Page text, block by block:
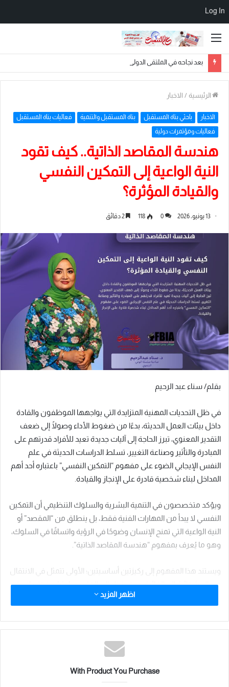
Log In
القائمة
الرئيسية / الاخبار
الاخبار باحثي بناة المستقبل بناة المستقبل والتنمية فعاليات بناة المستقبل
فعاليات ومؤتمرات دولية
هندسة المقاصد الذاتية.. كيف تقود
النية الواعية إلى التمكين النفسي
والقيادة المؤثرة؟
13 يونيو، 2026 0
118
بقلم/ سناء عبد الرحيم
في ظل التحديات المهنية المتزايدة التي يواجهها الموظفون والقادة
داخل بيئات العمل الحديثة، بدءًا من ضغوط الأداء وصولًا إلى ضعف
التقدير المعنوي، تبرز الحاجة إلى آليات جديدة تعيد للأفراد قدرتهم على
المبادرة والتأثير وصناعة التغيير، تسلط الدراسات الحديثة في علم
النفس الإيجابي الضوء على مفهوم “التمكين النفسي” باعتباره أحد أهم
المداخل لبناء شخصية قادرة على الإنجاز والقيادة.
ويؤكد متخصصون في التنمية البشرية والسلوك التنظيمي أن التمكين
النفسي لا يبدأ من المهارات الفنية فقط، بل ينطلق من “المقصد” أو
النية الواعية التي تمنح الإنسان وضوحًا في الرؤية واتساقًا في السلوك،
وهو ما يُعرف بمفهوم “هندسة المقاصد الذاتية”.
ويستند هذا المفهوم إلى ركيزتين أساسيتين؛ الأولى تتمثل في الانتقال
من العشوائية إلى الغائية، حيث ينظر إلى المقصد باعتباره قوة دافعة
توجه الإنسان نحو تحقيق أهداف ذات قيمة، وتسهم في حماية
أما الركيزة الثانية فتتمثل في العلاقة الوثيقة بين النية والمآل، إذ تؤدي
اظهر المزيد
With Product You Purchase